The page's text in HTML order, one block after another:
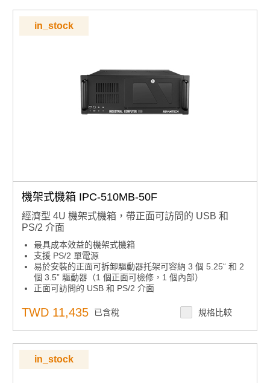
內置智慧系統模組，實現整個系統風扇控制和遠端可管理
in_stock
機架式機箱 IPC-510MB-50F
經濟型 4U 機架式機箱，帶正面可訪問的 USB 和
PS/2 介面
最具成本效益的機架式機箱
支援 PS/2 單電源
易於安裝的正面可拆卸驅動器托架可容納 3 個 5.25“ 和 2
個 3.5” 驅動器（1 個正面可檢修，1 個內部）
正面可訪問的 USB 和 PS/2 介面
TWD 11,435 已含稅 規格比較
in_stock